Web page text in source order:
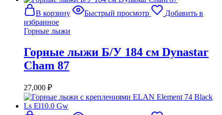
В корзину Быстрый просмотр
Добавить в
избранное
Горные лыжи
Горные лыжи Б/У 184 см Dynastar
Cham 87
27,000 ₽